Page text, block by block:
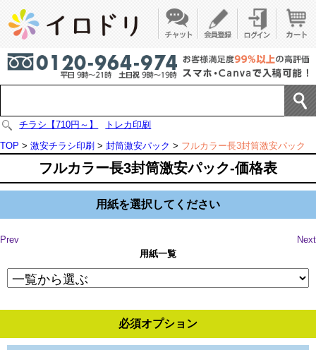
チラシ【710円～】
トレカ印刷
TOP > 激安チラシ印刷 > 封筒激安パック > フルカラー長3封筒激安パック
フルカラー長3封筒激安パック-価格表
用紙を選択してください
Prev
Next
用紙一覧
必須オプション